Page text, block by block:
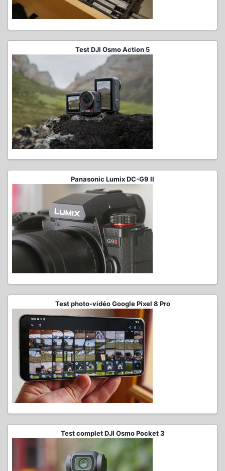
Test DJI Osmo Action 5
Panasonic Lumix DC-G9 II
Test photo-vidéo Google Pixel 8 Pro
Test complet DJI Osmo Pocket 3